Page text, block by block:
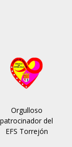
Orgulloso
patrocinador del
EFS Torrejón